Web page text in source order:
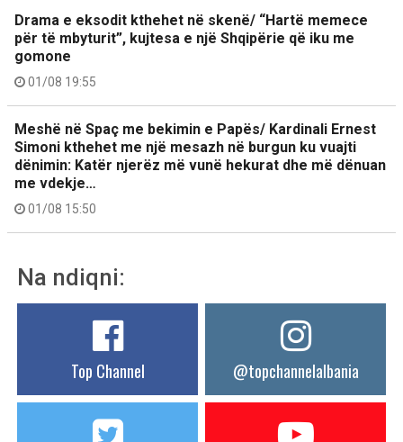
Drama e eksodit kthehet në skenë/ “Hartë memece
për të mbyturit”, kujtesa e një Shqipërie që iku me
gomone
01/08 19:55
Meshë në Spaç me bekimin e Papës/ Kardinali Ernest
Simoni kthehet me një mesazh në burgun ku vuajti
dënimin: Katër njerëz më vunë hekurat dhe më dënuan
me vdekje…
01/08 15:50
Na ndiqni:
Top Channel @topchannelalbania